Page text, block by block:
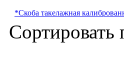
*Скоба такелажная